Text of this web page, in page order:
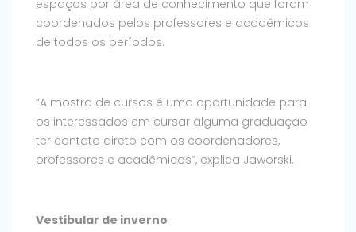
espaços por área de conhecimento que foram
coordenados pelos professores e acadêmicos
de todos os períodos.
“A mostra de cursos é uma oportunidade para
os interessados em cursar alguma graduação
ter contato direto com os coordenadores,
professores e acadêmicos”, explica Jaworski.
Vestibular de inverno